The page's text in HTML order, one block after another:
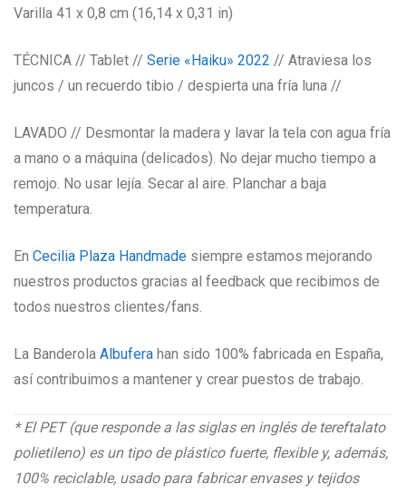
Varilla 41 x 0,8 cm (16,14 x 0,31 in)
TÉCNICA // Tablet // Serie «Haiku» 2022 // Atraviesa los
juncos / un recuerdo tibio / despierta una fría luna //
LAVADO // Desmontar la madera y lavar la tela con agua fría
a mano o a máquina (delicados). No dejar mucho tiempo a
remojo. No usar lejía. Secar al aire. Planchar a baja
temperatura.
En Cecilia Plaza Handmade siempre estamos mejorando
nuestros productos gracias al feedback que recibimos de
todos nuestros clientes/fans.
La Banderola Albufera han sido 100% fabricada en España,
así contribuimos a mantener y crear puestos de trabajo.
* El PET (que responde a las siglas en inglés de tereftalato
polietileno) es un tipo de plástico fuerte, flexible y, además,
100% reciclable, usado para fabricar envases y tejidos